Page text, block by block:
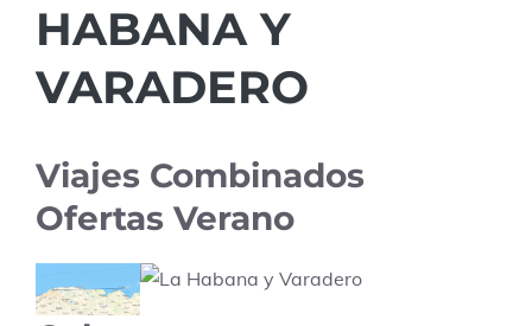
HABANA Y
VARADERO
Viajes Combinados
Ofertas Verano